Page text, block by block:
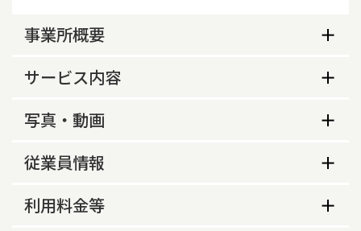
事業所概要
事業所概要
あり
営業時間（平日）
営業時間（土曜）
サービス内容
サービス内容
伊勢原市、厚木市、平塚市、秦野市
サービス提供地域に関する特記事項
写真・動画
事業所の特色等
1.24時間対応　2.医療依存度の高い利用者への看護
従業員情報
従業員数
利用料金等